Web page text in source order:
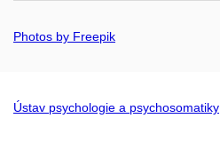
Photos by Freepik
Ústav psychologie a psychosomatiky